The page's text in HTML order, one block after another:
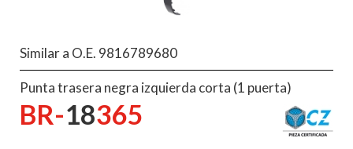
Similar a O.E. 9816789680
Punta trasera negra izquierda corta (1 puerta)
BR-18365